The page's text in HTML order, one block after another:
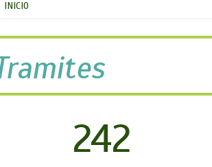
Se
INICIO
242